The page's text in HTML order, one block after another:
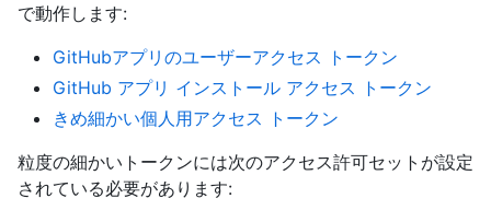
で動作します:
GitHubアプリのユーザーアクセス トークン
GitHub アプリ インストール アクセス トークン
きめ細かい個人用アクセス トークン
粒度の細かいトークンには次のアクセス許可セットが設定
されている必要があります: